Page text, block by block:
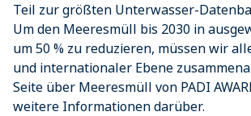
Teil zur größten Unterwasser-
Um den Meeresmüll bis 2030 in
um 50 % zu reduzieren, müssen wir
und internationaler Ebene
Seite über Meeresmüll von PADI
weitere Informationen darüber.